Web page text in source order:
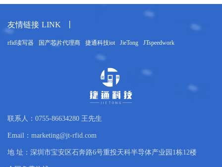
下，依托环卫车制
缸压力检测方案应
升级提供了全新路
实时捕捉油缸工作
先进数据处理与转
、
与可持续发展注入新动能。 一
需求为导向，破解环卫称重痛
中，人工称重耗时费力，数据
无法实时掌握车辆载重状态，
案。 系统由四大核心部分组成
责实时捕捉车辆载重变化，数
成“感知-传输-分
友情链接 LINK
rfid读写器 国产芯片代理商 捷通科技iot JieTong JTspeedwork
联系人：0755-86634280 王先生
Email：marketing@jt-rfid.com
地 址：深圳市宝安区石奔路6号重投天科半导体产业园1栋12楼